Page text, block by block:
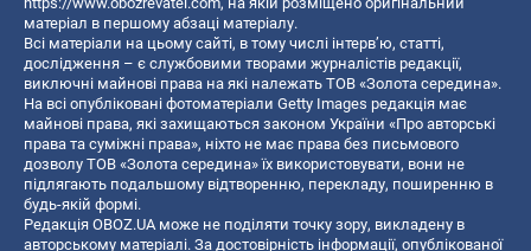
матеріал в першому абзаці матеріалу.
Всі матеріали на цьому сайті, в тому числі інтерв’ю, статті,
дослідження – є службовими творами журналістів редакції,
виключні майнові права на які належать ТОВ «Золота середина».
На всі опубліковані фотоматеріали Getty Images редакція має
майнові права, які захищаються законом України «Про авторські
права та суміжні права», ніхто не має права без письмового
дозволу ТОВ «Золота середина» їх використовувати, вони не
підлягають подальшому відтворенню, перекладу, поширенню в
будь-якій формі.
Редакція OBOZ.UA може не поділяти точку зору, викладену в
авторському матеріалі. За достовірність інформації, опублікованої